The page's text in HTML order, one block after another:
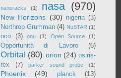
nanoracks (1) nasa (970)
New Horizons (30) nigeria (3)
Northrop Grumman (4) NuSTAR (1)
oco (3) onu (1) Open Source (1)
Opportunità di Lavoro (6)
Orbital (80) orion (24) osiris-
rex
(7) parker sound probe (1)
Phoenix (49) planck (13)